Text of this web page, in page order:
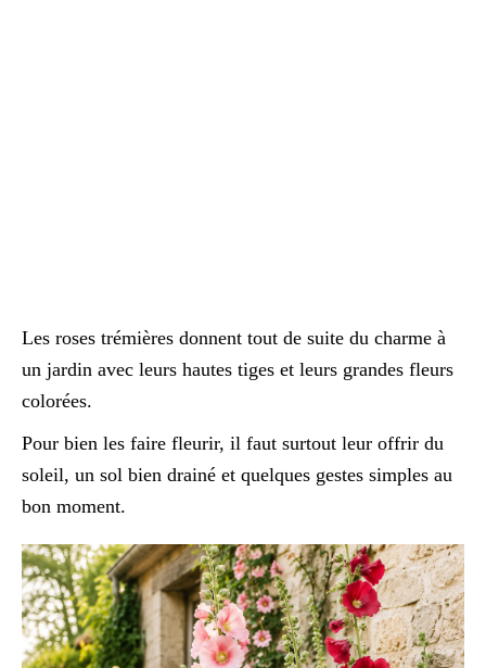
Les roses trémières donnent tout de suite du charme à
un jardin avec leurs hautes tiges et leurs grandes fleurs
colorées.
Pour bien les faire fleurir, il faut surtout leur offrir du
soleil, un sol bien drainé et quelques gestes simples au
bon moment.